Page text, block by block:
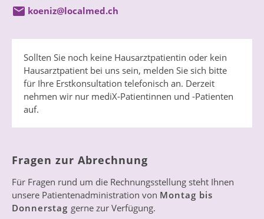
koeniz@localmed.ch
Sollten Sie noch keine Hausarztpatientin oder kein
Hausarztpatient bei uns sein, melden Sie sich bitte
für Ihre Erstkonsultation telefonisch an. Derzeit
nehmen wir nur mediX-Patientinnen und -Patienten
auf.
Fragen zur Abrechnung
Für Fragen rund um die Rechnungsstellung steht Ihnen
unsere Patientenadministration von Montag bis
Donnerstag gerne zur Verfügung.